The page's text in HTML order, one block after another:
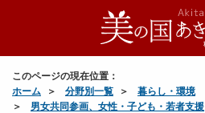
このページの現在位置：
ホーム
分野別一覧
暮らし・環境
男女共同参画、女性・子ども・若者支援